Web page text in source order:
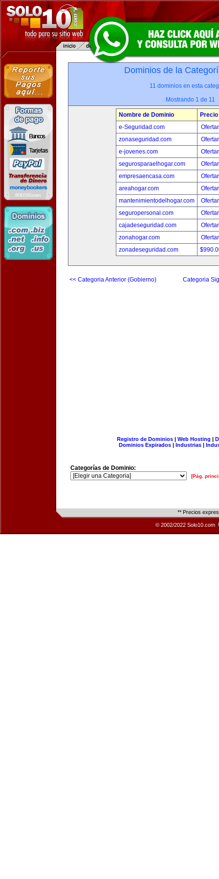
Dominios de la
11 dominios en esta
Mostrando 1 de 11
Nombre de Dominio
Precio
e-Seguridad.com
zonaseguridad.com
e-jovenes.com
segurosparaelhogar.com
empresaencasa.com
areahogar.com
mantenimientodelhogar.com
seguropersonal.com
cajadeseguridad.com
zonahogar.com
zonadeseguridad.com
<< Categoria Anterior (Gobierno) Categoria
Registro de Dominios| Web Hosting |
Dominios Expirados | Industrias |
Categorías de Dominio:
[Pág.
** Precios
© 2002/2022 Solo10.com